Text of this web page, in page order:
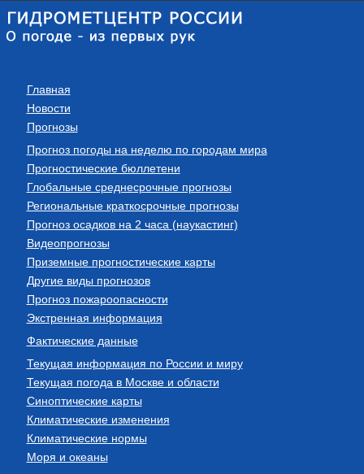
Главная
Новости
Прогнозы
Прогноз погоды на неделю по городам мира
Прогностические бюллетени
Глобальные среднесрочные прогнозы
Региональные краткосрочные прогнозы
Прогноз осадков на 2 часа (наукастинг)
Видеопрогнозы
Приземные прогностические карты
Другие виды прогнозов
Прогноз пожароопасности
Экстренная информация
Фактические данные
Текущая информация по России и миру
Текущая погода в Москве и области
Синоптические карты
Климатические изменения
Климатические нормы
Моря и океаны